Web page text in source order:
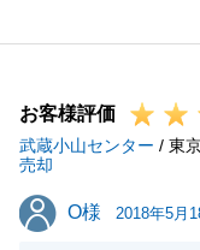
常に嬉しく思って
お子様の健やかな
何かお困りのこと
ください。
今後とも、何卒よ
お客様評価
武蔵小山センター / 東
売却
O様
O様 2018年5月